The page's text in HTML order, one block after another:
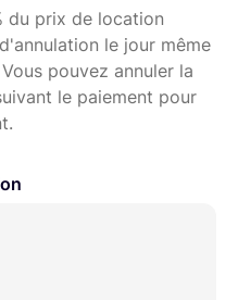
du prix de location
le jour même
pouvez annuler la
le paiement pour